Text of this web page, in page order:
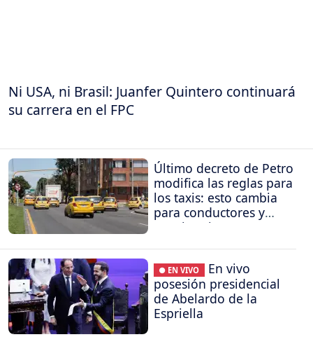
Ni USA, ni Brasil: Juanfer Quintero continuará
su carrera en el FPC
Último decreto de Petro
modifica las reglas para
los taxis: esto cambia
para conductores y
propietarios
● EN VIVO
En vivo
posesión presidencial
de Abelardo de la
Espriella